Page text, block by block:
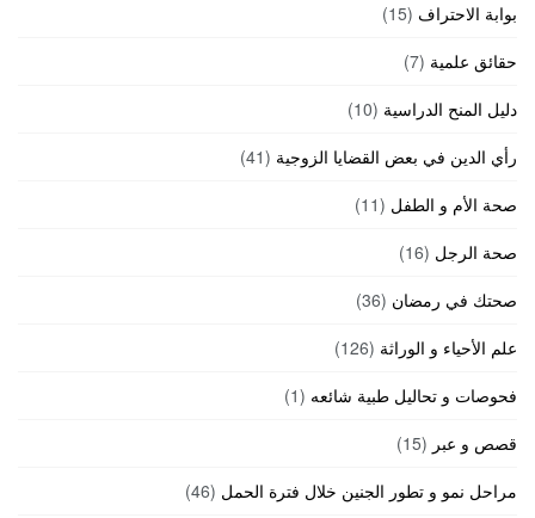
بوابة الاحتراف (15)
حقائق علمية (7)
دليل المنح الدراسية (10)
رأي الدين في بعض القضايا الزوجية (41)
صحة الأم و الطفل (11)
صحة الرجل (16)
صحتك في رمضان (36)
علم الأحياء و الوراثة (126)
فحوصات و تحاليل طبية شائعه (1)
قصص و عبر (15)
مراحل نمو و تطور الجنين خلال فترة الحمل (46)